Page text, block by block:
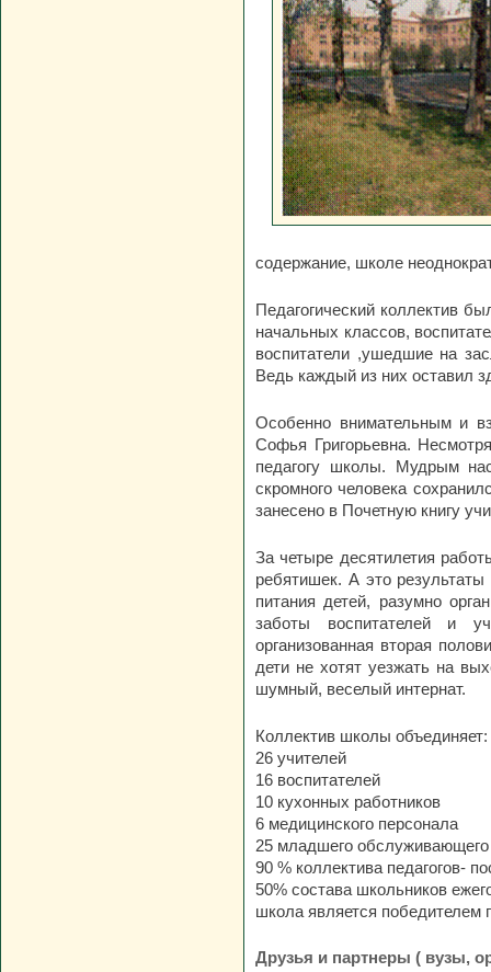
содержание, школе
Педагогический коллектив
начальных классов,
воспитатели ,ушедшие на
Ведь каждый из них оставил
Особенно внимательным и
Софья Григорьевна.
педагогу школы. Мудрым
скромного человека
занесено в Почетную книгу
За четыре десятилетия
ребятишек. А это результаты
питания детей, разумно
заботы воспитателей и
организованная вторая
дети не хотят уезжать на
шумный, веселый интернат.
Коллектив школы объединяет:
26 учителей
16 воспитателей
10 кухонных работников
6 медицинского персонала
25 младшего обслуживающего
90 % коллектива педагогов-
50% состава школьников
школа является победителем
Друзья и партнеры ( вузы,